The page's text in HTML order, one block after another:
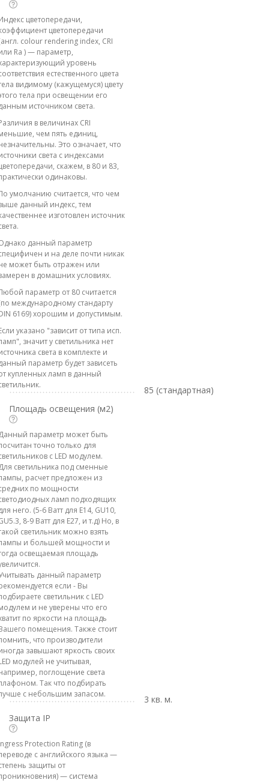
цветопередачи,
цветопередачи
colour rendering index, CRI
Ra ) — параметр,
уровень
естественного цвета
видимому (кажущемуся) цвету
тела при освещении его
источником света.
в величинах CRI
чем пять единиц,
Это означает, что
света с индексами
скажем, в 80 и 83,
одинаковы.
умолчанию считается, что чем
данный индекс, тем
изготовлен источник
данный параметр
и на деле почти никак
может быть отражен или
в домашних условиях.
параметр от 80 считается
международному стандарту
6169) хорошим и допустимым.
указано "зависит от типа исп.
значит у светильника нет
света в комплекте и
параметр будет зависеть
купленных ламп в данный
85 (стандартная)
Площадь освещения (м2)
параметр может быть
точно только для
с LED модулем.
светильника под сменные
расчет предложен из
по мощности
ламп подходящих
него. (5-6 Ватт для E14, GU10,
8-9 Ватт для E27, и т.д) Но, в
светильник можно взять
и большей мощности и
освещаемая площадь
данный параметр
если - Вы
светильник с LED
и не уверены что его
по яркости на площадь
помещения. Также стоит
что производители
завышают яркость своих
модулей не учитывая,
поглощение света
Так что подбирать
с небольшим запасом.
3 кв. м.
Защита IP
Protection Rating (в
с английского языка —
защиты от
— система